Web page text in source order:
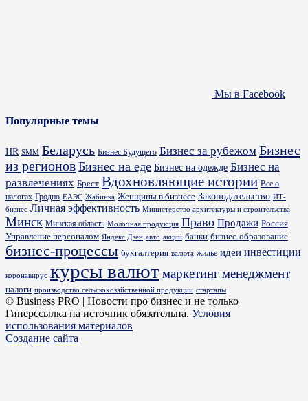
Мы в Facebook
Популярные темы
HR SMM Беларусь Бизнес Будущего Бизнес за рубежом Бизнес
из регионов Бизнес на еде Бизнес на одежде Бизнес на
развлечениях Брест Вдохновляющие истории Все о
налогах Гродно ЕАЭС Жабинка Женщины в бизнесе Законодательство ИТ-
бизнес Личная эффективность Министерство архитектуры и строительства
Минск Минская область Молочная продукция Право Продажи Россия
Управление персоналом Яндекс.Дзен авто акции банки бизнес-образование
бизнес-процессы бухгалтерия валюта жилье идеи инвестиции
коронавирус курсы валютмаркетингменеджмент
налоги производство сельскохозяйственной продукции стартапы
© Business PRO | Новости про бизнес и не только
Гиперссылка на источник обязательна. Условия
использования материалов
Создание сайта